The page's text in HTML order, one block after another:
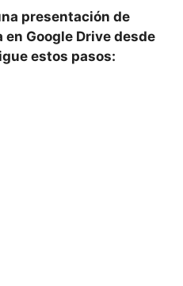
presentación de
Google Drive ​desde⁣
estos⁢ pasos: